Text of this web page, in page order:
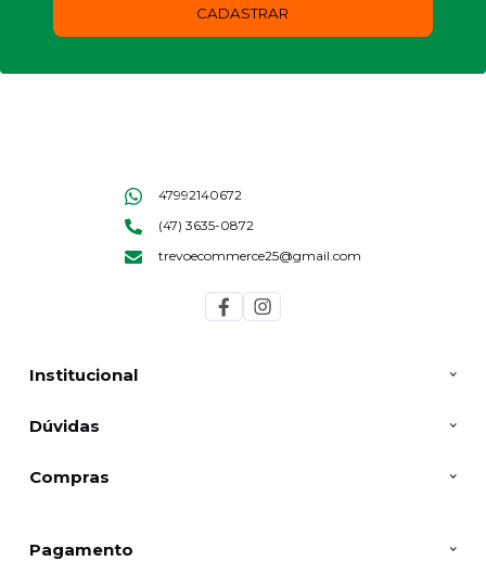
CADASTRAR
Institucional
Dúvidas
Compras
47992140672
(47) 3635-0872
trevoecommerce25@gmail.com
Pagamento